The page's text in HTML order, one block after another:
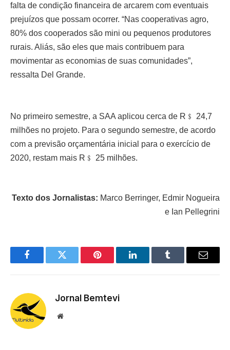
falta de condição financeira de arcarem com eventuais
prejuízos que possam ocorrer. “Nas cooperativas agro,
80% dos cooperados são mini ou pequenos produtores
rurais. Aliás, são eles que mais contribuem para
movimentar as economias de suas comunidades”,
ressalta Del Grande.
No primeiro semestre, a SAA aplicou cerca de R﹩ 24,7
milhões no projeto. Para o segundo semestre, de acordo
com a previsão orçamentária inicial para o exercício de
2020, restam mais R﹩ 25 milhões.
Texto dos Jornalistas: Marco Berringer, Edmir Nogueira
e Ian Pellegrini
FacebookTwitter Pinterest LinkedInTumblr Email
Jornal Bemtevi
Website